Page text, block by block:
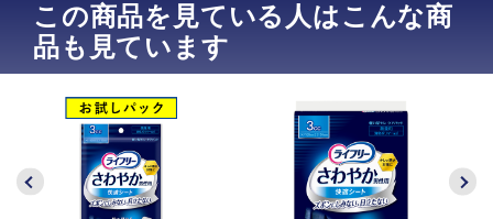
この商品を見ている人はこんな商
品も見ています